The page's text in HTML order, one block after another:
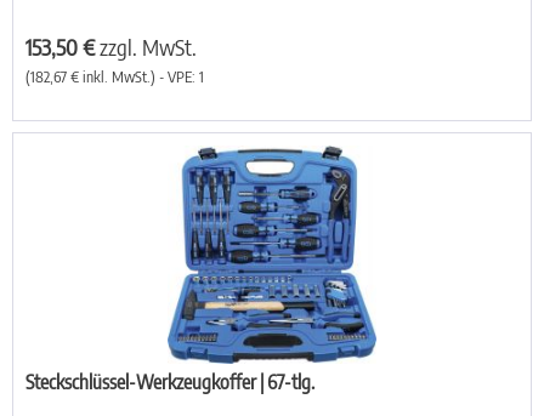
153,50 €zzgl. MwSt.
(182,67 € inkl. MwSt.) - VPE: 1
Steckschlüssel-Werkzeugkoffer | 67-tlg.